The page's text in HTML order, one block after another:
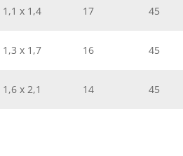
1,1 x 1,4 17 45
1,3 x 1,7 16 45
1,6 x 2,1 14 45